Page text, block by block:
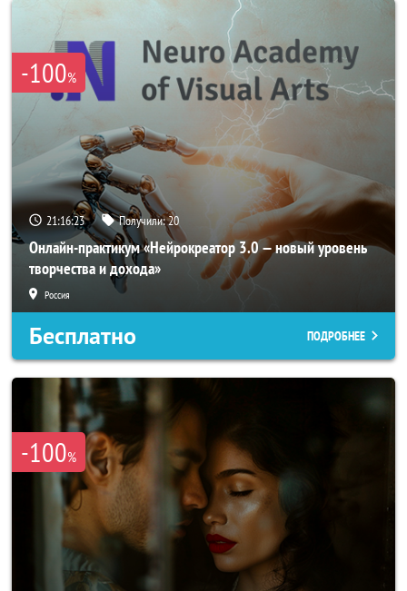
-100%
21:16:20 Получили:20
Онлайн-практикум «Нейрокреатор 3.0 — новый уровень
творчества и дохода»
Россия
Бесплатно ПОДРОБНЕЕ
-100%